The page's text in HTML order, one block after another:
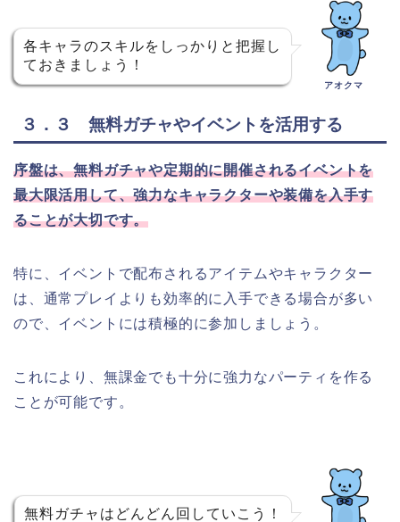
各キャラのスキルをしっかりと把握し
ておきましょう！
アオクマ
３．３ 無料ガチャやイベントを活用する
序盤は、無料ガチャや定期的に開催されるイベントを
最大限活用して、強力なキャラクターや装備を入手す
ることが大切です。
特に、イベントで配布されるアイテムやキャラクター
は、通常プレイよりも効率的に入手できる場合が多い
ので、イベントには積極的に参加しましょう。
これにより、無課金でも十分に強力なパーティを作る
ことが可能です。
無料ガチャはどんどん回していこう！